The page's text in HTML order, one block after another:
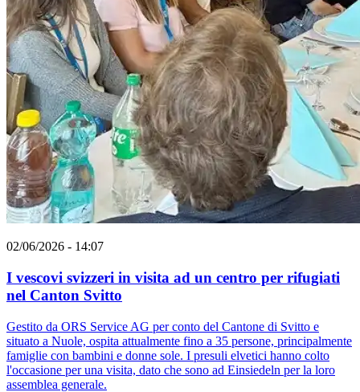
02/06/2026 - 14:07
I vescovi svizzeri in visita ad un centro per rifugiati
nel Canton Svitto
Gestito da ORS Service AG per conto del Cantone di Svitto e
situato a Nuole, ospita attualmente fino a 35 persone, principalmente
famiglie con bambini e donne sole. I presuli elvetici hanno colto
l'occasione per una visita, dato che sono ad Einsiedeln per la loro
assemblea generale.